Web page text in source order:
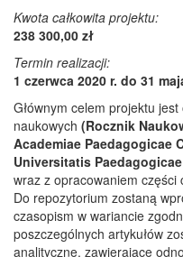
Kwota całkowita projektu:
238 300,00 zł
Termin realizacji:
1 czerwca 2020 r. do 31
Głównym celem projektu
naukowych (Rocznik
Academiae Paedagogicae
Universitatis
wraz z opracowaniem części
Do repozytorium zostaną
czasopism w wariancie
poszczególnych artykułów
analityczne, zawierające